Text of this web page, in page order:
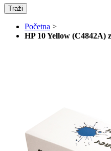
Traži
Početna >
HP 10 Yellow (C4842A)